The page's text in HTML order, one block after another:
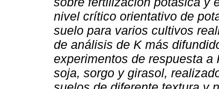
nivel crítico orientativo de
suelo para varios cultivos
de análisis de K más
experimentos de respuesta
soja, sorgo y girasol,